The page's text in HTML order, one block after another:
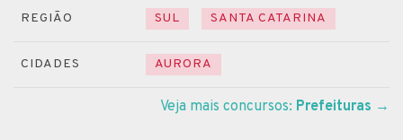
REGIÃO SUL SANTA CATARINA
CIDADES AURORA
Veja mais concursos: Prefeituras →